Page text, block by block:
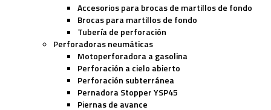
Accesorios para brocas de martillos de fondo
Brocas para martillos de fondo
Tubería de perforación
Perforadoras neumáticas
Motoperforadora a gasolina
Perforación a cielo abierto
Perforación subterránea
Pernadora Stopper YSP45
Piernas de avance